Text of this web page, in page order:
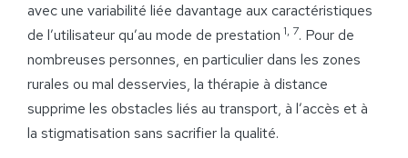
avec une variabilité liée davantage aux caractéristiques
de l’utilisateur qu’au mode de prestation 1, 7. Pour de
nombreuses personnes, en particulier dans les zones
rurales ou mal desservies, la thérapie à distance
supprime les obstacles liés au transport, à l’accès et à
la stigmatisation sans sacrifier la qualité.